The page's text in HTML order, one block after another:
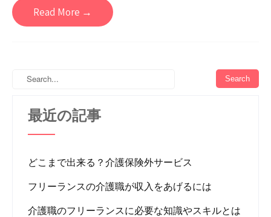
Read More →
最近の記事
どこまで出来る？介護保険外サービス
フリーランスの介護職が収入をあげるには
介護職のフリーランスに必要な知識やスキルとは